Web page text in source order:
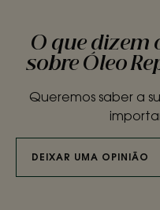
O que dizem
sobre Óleo
Queremos saber a
DEIXAR UMA OPINIÃO